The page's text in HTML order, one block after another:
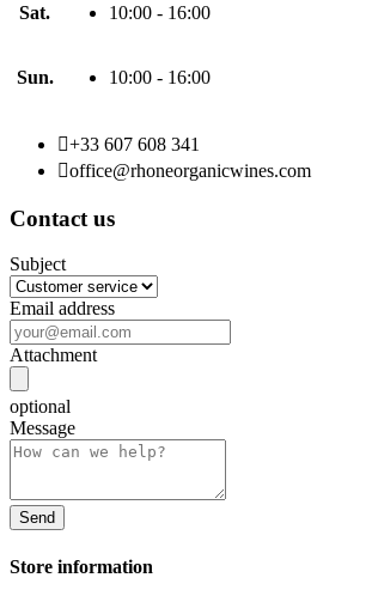
Sat. 10:00 - 16:00
Sun. 10:00 - 16:00
+33 607 608 341
office@rhoneorganicwines.com
Contact us
Subject
Email address
Attachment
optional
Message
Store information